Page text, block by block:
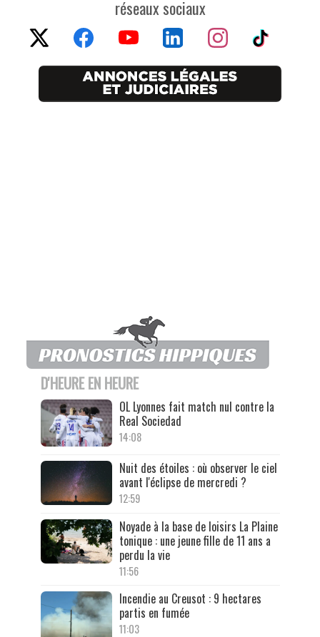
réseaux sociaux
D'HEURE EN HEURE
OL Lyonnes fait match nul contre la
Real Sociedad
14:08
Nuit des étoiles : où observer le ciel
avant l'éclipse de mercredi ?
12:59
Noyade à la base de loisirs La Plaine
tonique : une jeune fille de 11 ans a
perdu la vie
11:56
Incendie au Creusot : 9 hectares
partis en fumée
11:03